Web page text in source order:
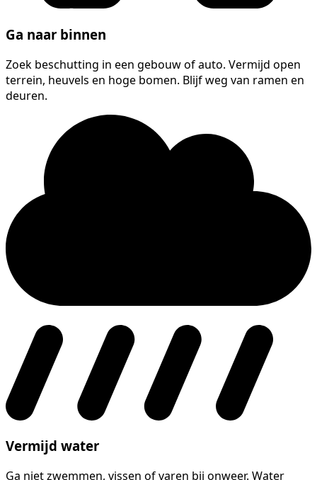
Ga naar binnen
Zoek beschutting in een gebouw of auto. Vermijd open
terrein, heuvels en hoge bomen. Blijf weg van ramen en
deuren.
Vermijd water
Ga niet zwemmen, vissen of varen bij onweer. Water